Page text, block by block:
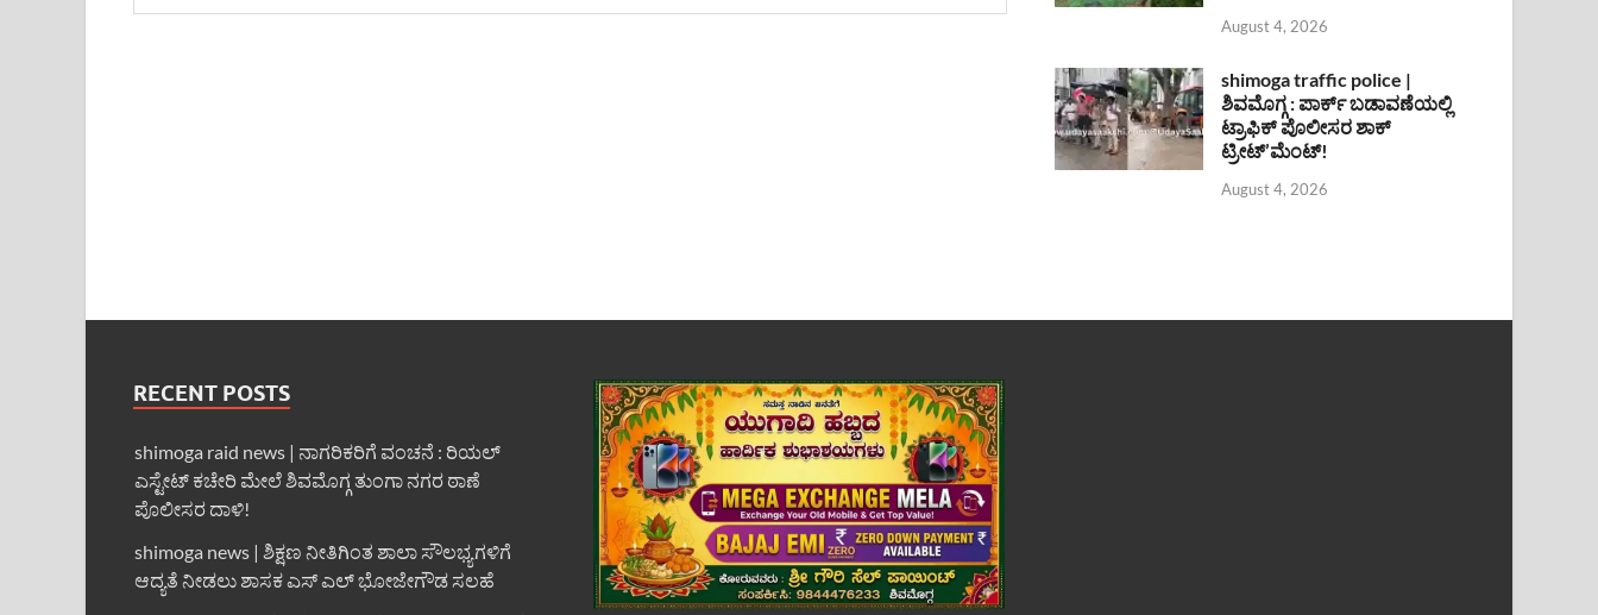
August 4, 2026
shimoga traffic police |
ಶಿವಮೊಗ್ಗ : ಪಾರ್ಕ್ ಬಡಾವಣೆಯಲ್ಲಿ
ಟ್ರಾಫಿಕ್ ಪೊಲೀಸರ ಶಾಕ್
ಟ್ರೀಟ್’ಮೆಂಟ್!
August 4, 2026
RECENT POSTS
shimoga raid news | ನಾಗರಿಕರಿಗೆ ವಂಚನೆ : ರಿಯಲ್
ಎಸ್ಟೇಟ್ ಕಚೇರಿ ಮೇಲೆ ಶಿವಮೊಗ್ಗ ತುಂಗಾ ನಗರ ಠಾಣೆ
ಪೊಲೀಸರ ದಾಳಿ!
shimoga news | ಶಿಕ್ಷಣ ನೀತಿಗಿಂತ ಶಾಲಾ ಸೌಲಭ್ಯಗಳಿಗೆ
ಆದ್ಯತೆ ನೀಡಲು ಶಾಸಕ ಎಸ್ ಎಲ್ ಭೋಜೇಗೌಡ ಸಲಹೆ